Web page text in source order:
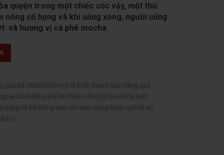
quyện trong một chiếc cốc vậy, một thứ
cổ họng và khi uống xong, người uống
và hương vị cà phê mocha.
cáo số 16/2012/QH13 về kinh doanh bán hàng qua
hoạt động phi lơi nhuận. Chúng tôi không kinh
và hệ thống siêu thị rượu ngoại hoặc gọi tới số